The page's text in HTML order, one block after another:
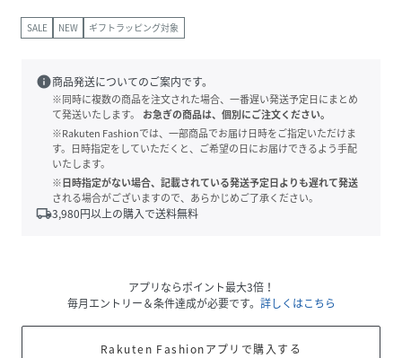
SALE NEW ギフトラッピング対象
info商品発送についてのご案内です。
※同時に複数の商品を注文された場合、一番遅い発送予定日にまとめ
て発送いたします。
お急ぎの商品は、個別にご注文ください。
※Rakuten Fashionでは、一部商品でお届け日時をご指定いただけま
す。日時指定をしていただくと、ご希望の日にお届けできるよう手配
いたします。
※日時指定がない場合、記載されている発送予定日よりも遅れて発送
される場合がございますので、あらかじめご了承ください。
local_shipping3,980円以上の購入で送料無料
アプリならポイント最大3倍！
毎月エントリー＆条件達成が必要です。 詳しくはこちら
Rakuten Fashionアプリで購入する